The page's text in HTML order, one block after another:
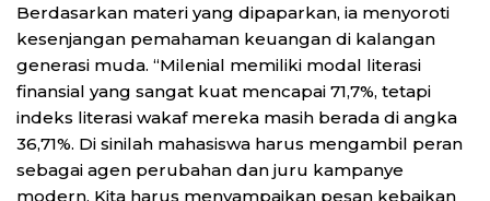
Berdasarkan materi yang dipaparkan, ia menyoroti
kesenjangan pemahaman keuangan di kalangan
generasi muda. “Milenial memiliki modal literasi
finansial yang sangat kuat mencapai 71,7%, tetapi
indeks literasi wakaf mereka masih berada di angka
36,71%. Di sinilah mahasiswa harus mengambil peran
sebagai agen perubahan dan juru kampanye
modern. Kita harus menyampaikan pesan kebaikan